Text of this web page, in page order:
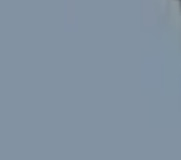
応可能.